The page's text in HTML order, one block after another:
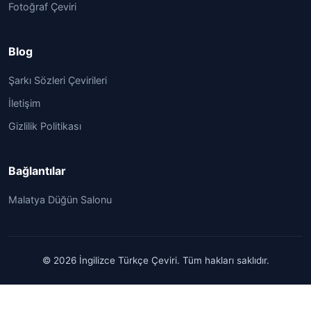
Fotoğraf Çeviri
Blog
Şarkı Sözleri Çevirileri
İletişim
Gizlilik Politikası
Bağlantılar
Malatya Düğün Salonu
© 2026 İngilizce Türkçe Çeviri. Tüm hakları saklıdır.